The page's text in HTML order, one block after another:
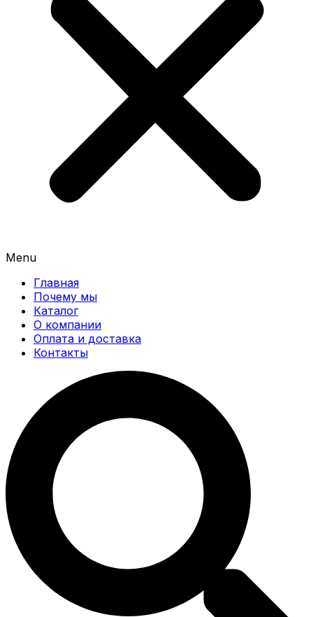
Menu
Главная
Почему мы
Каталог
О компании
Оплата и доставка
Контакты